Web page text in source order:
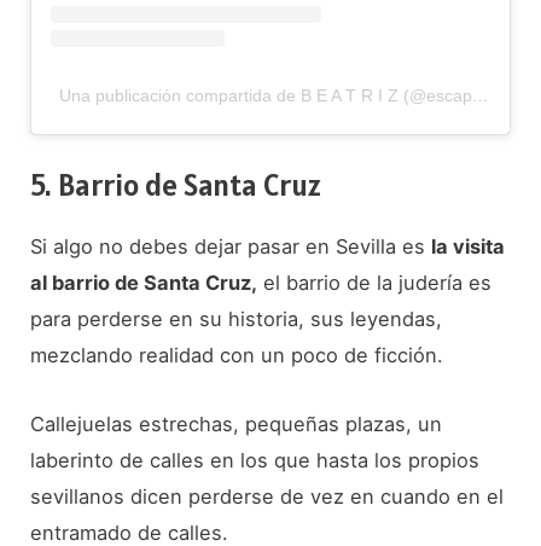
Una publicación compartida de B E A T R I Z (@escapateconmi_go)
5. Barrio de Santa Cruz
Si algo no debes dejar pasar en Sevilla es la visita
al barrio de Santa Cruz, el barrio de la judería es
para perderse en su historia, sus leyendas,
mezclando realidad con un poco de ficción.
Callejuelas estrechas, pequeñas plazas, un
laberinto de calles en los que hasta los propios
sevillanos dicen perderse de vez en cuando en el
entramado de calles.